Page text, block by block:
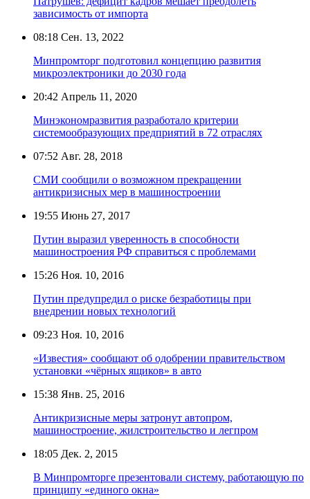
зависимость от импорта
08:18 Сен. 13, 2022
Минпромторг подготовил концепцию развития
микроэлектроники до 2030 года
20:42 Апрель 11, 2020
Минэкономразвития разработало критерии
системообразующих предприятий в 72 отраслях
07:52 Авг. 28, 2018
СМИ сообщили о возможном прекращении
антикризисных мер в машиностроении
19:55 Июнь 27, 2017
Путин выразил уверенность в способности
машиностроения РФ справиться с проблемами
15:26 Ноя. 10, 2016
Путин предупредил о риске безработицы при
внедрении новых технологий
09:23 Ноя. 10, 2016
«Известия» сообщают об одобрении правительством
установки «чёрных ящиков» в авто
15:38 Янв. 25, 2016
Антикризисные меры затронут автопром,
машиностроение, жилстроительство и легпром
18:05 Дек. 2, 2015
В Минпромторге презентовали систему, работающую по
принципу «единого окна»